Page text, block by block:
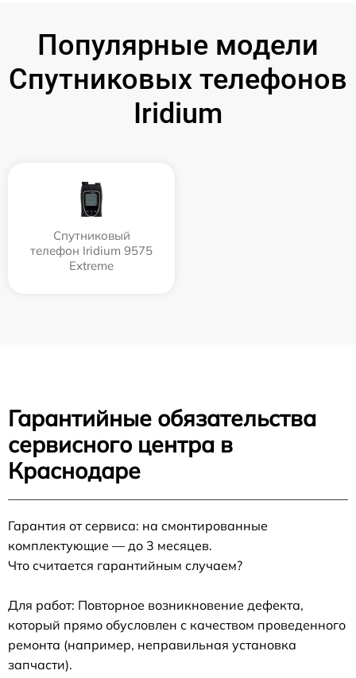
Популярные модели
Спутниковых телефонов
Iridium
Спутниковый
телефон Iridium 9575
Extreme
Гарантийные обязательства
сервисного центра в
Краснодаре
Гарантия от сервиса: на смонтированные
комплектующие — до 3 месяцев.
Что считается гарантийным случаем?
Для работ: Повторное возникновение дефекта,
который прямо обусловлен с качеством проведенного
ремонта (например, неправильная установка
запчасти).